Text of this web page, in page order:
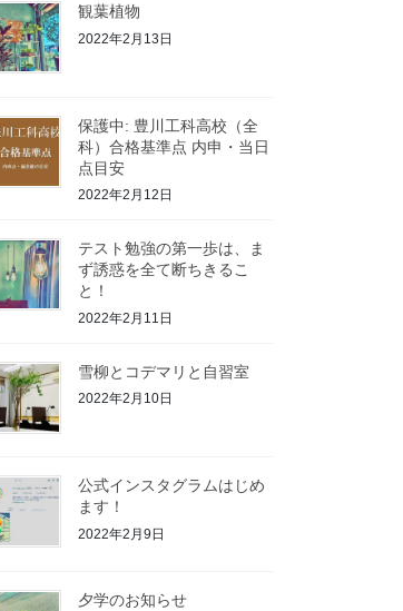
観葉植物
2022年2月13日
保護中: 豊川工科高校（全
科）合格基準点 内申・当日
点目安
2022年2月12日
テスト勉強の第一歩は、ま
ず誘惑を全て断ちきるこ
と！
2022年2月11日
雪柳とコデマリと自習室
2022年2月10日
公式インスタグラムはじめ
ます！
2022年2月9日
夕学のお知らせ